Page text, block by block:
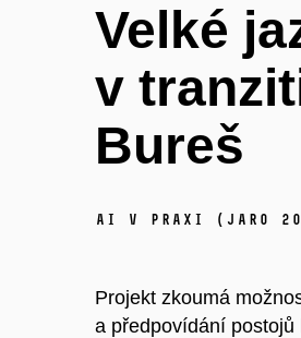
Velké
v
Bureš
AI v praxi (jaro
Projekt zkoumá
a předpovídání